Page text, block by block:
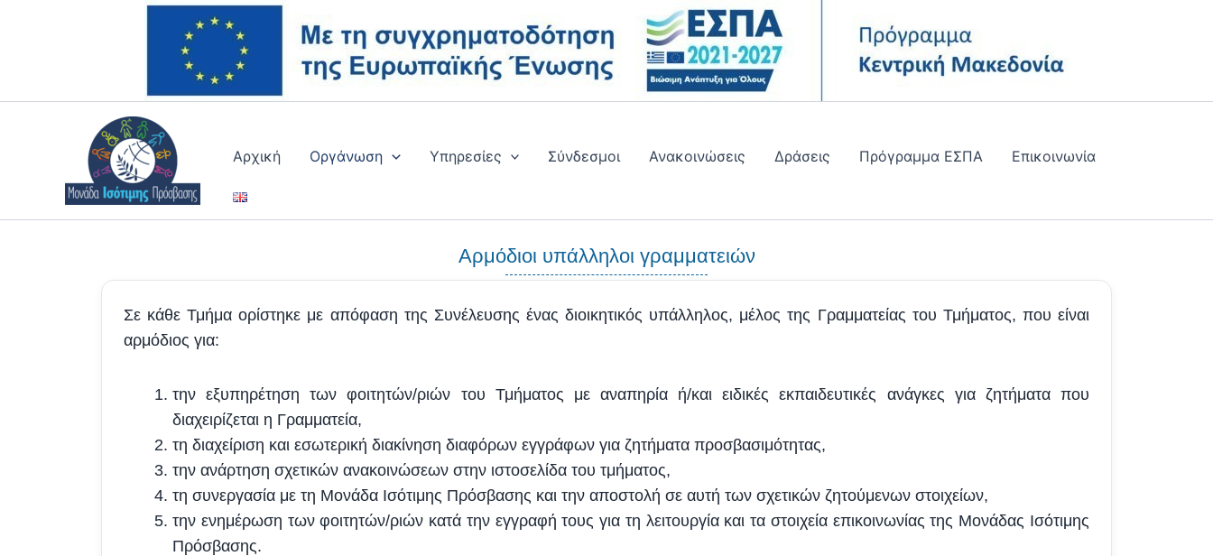
Αρχική Οργάνωση Υπηρεσίες Σύνδεσμοι Ανακοινώσεις Δράσεις Πρόγραμμα ΕΣΠΑ Επικοινωνία
Αρμόδιοι υπάλληλοι γραμματειών
Σε κάθε Τμήμα ορίστηκε με απόφαση της Συνέλευσης ένας διοικητικός υπάλληλος, μέλος της Γραμματείας του Τμήματος, που είναι
αρμόδιος για:
την εξυπηρέτηση των φοιτητών/ριών του Τμήματος με αναπηρία ή/και ειδικές εκπαιδευτικές ανάγκες για ζητήματα που
διαχειρίζεται η Γραμματεία,
τη διαχείριση και εσωτερική διακίνηση διαφόρων εγγράφων για ζητήματα προσβασιμότητας,
την ανάρτηση σχετικών ανακοινώσεων στην ιστοσελίδα του τμήματος,
τη συνεργασία με τη Μονάδα Ισότιμης Πρόσβασης και την αποστολή σε αυτή των σχετικών ζητούμενων στοιχείων,
την ενημέρωση των φοιτητών/ριών κατά την εγγραφή τους για τη λειτουργία και τα στοιχεία επικοινωνίας της Μονάδας Ισότιμης
Πρόσβασης.